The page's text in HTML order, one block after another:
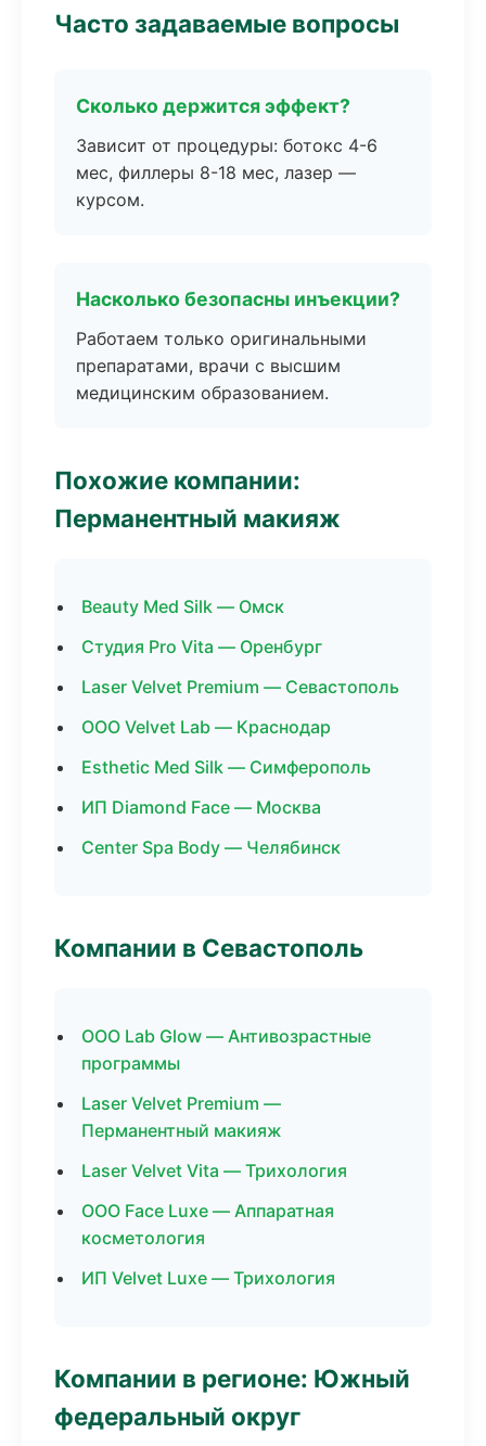
Часто задаваемые вопросы
Сколько держится эффект?
Зависит от процедуры: ботокс 4-6
мес, филлеры 8-18 мес, лазер —
курсом.
Насколько безопасны инъекции?
Работаем только оригинальными
препаратами, врачи с высшим
медицинским образованием.
Похожие компании:
Перманентный макияж
Beauty Med Silk — Омск
Студия Pro Vita — Оренбург
Laser Velvet Premium — Севастополь
ООО Velvet Lab — Краснодар
Esthetic Med Silk — Симферополь
ИП Diamond Face — Москва
Center Spa Body — Челябинск
Компании в Севастополь
ООО Lab Glow — Антивозрастные
программы
Laser Velvet Premium —
Перманентный макияж
Laser Velvet Vita — Трихология
ООО Face Luxe — Аппаратная
косметология
ИП Velvet Luxe — Трихология
Компании в регионе: Южный
федеральный округ